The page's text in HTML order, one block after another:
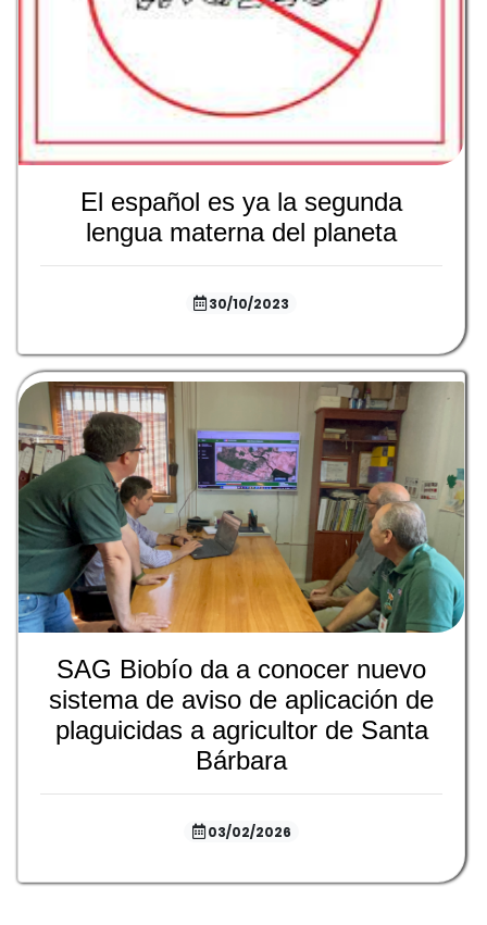
El español es ya la segunda
lengua materna del planeta
30/10/2023
SAG Biobío da a conocer nuevo
sistema de aviso de aplicación de
plaguicidas a agricultor de Santa
Bárbara
03/02/2026